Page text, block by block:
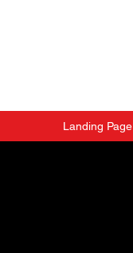
Landing Page